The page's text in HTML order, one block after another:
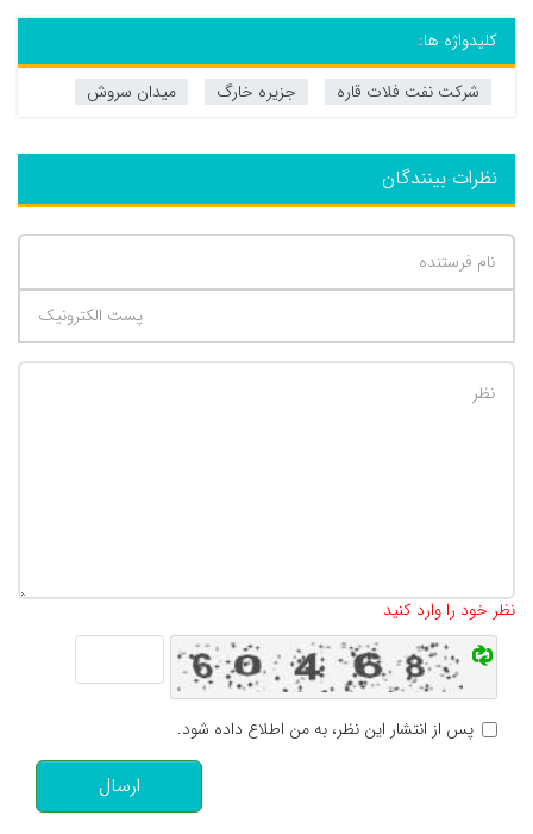
کلیدواژه ها:
شرکت نفت فلات قاره
جزیره خارگ میدان سروش
نظرات بینندگان
نظر خود را وارد کنید
پس از انتشار این نظر، به من اطلاع داده شود.
ارسال